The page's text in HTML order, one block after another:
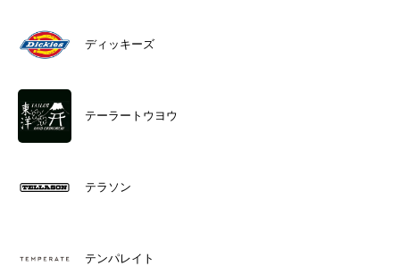
ディッキーズ
テーラートウヨウ
テラソン
テンパレイト